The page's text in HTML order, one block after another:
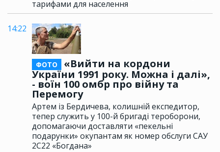
тарифами для населення
14:22
ФОТО
«Вийти на кордони
України 1991 року. Можна і далі»,
- воїн 100 омбр про війну та
Перемогу
Артем із Бердичева, колишній експедитор,
тепер служить у 100-й бригаді тероборони,
допомагаючи доставляти «пекельні
подарунки» окупантам як номер обслуги САУ
2С22 «Богдана»